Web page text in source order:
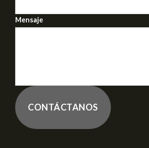
Mensaje
CONTÁCTANOS